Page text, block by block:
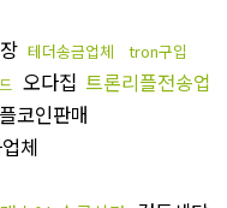
테더송금업체 tron구입
오다집 트론리플전송업
코인판매
체